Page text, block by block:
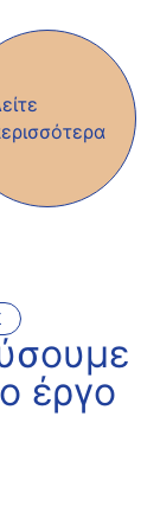
έργο